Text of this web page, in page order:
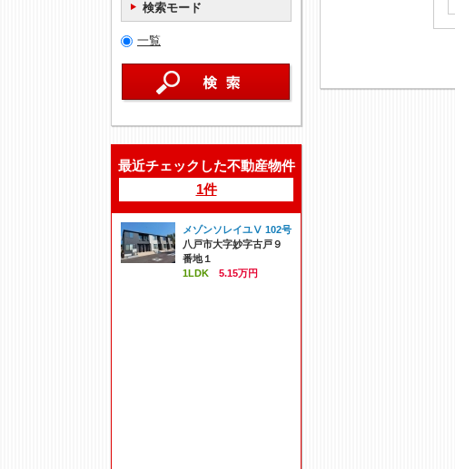
検索モード
一覧
最近チェックした不動産物件
1件
メゾンソレイユⅤ 102号
八戸市大字妙字古戸９
番地１
1LDK
5.15万円